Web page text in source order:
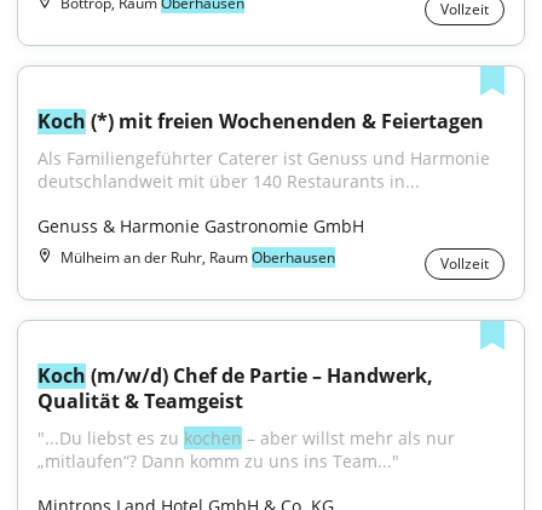
Vollzeit
Koch (*) mit freien Wochenenden & Feiertagen
Als Familiengeführter Caterer ist Genuss und Harmonie
deutschlandweit mit über 140 Restaurants in...
Genuss & Harmonie Gastronomie GmbH
Mülheim an der Ruhr, RaumOberhausen Vollzeit
Koch (m/w/d) Chef de Partie – Handwerk,
Qualität & Teamgeist
"...Du liebst es zu kochen – aber willst mehr als nur
„mitlaufen“? Dann komm zu uns ins Team..."